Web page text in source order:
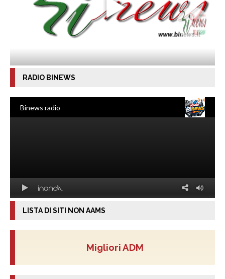
RADIO BINEWS
LISTA DI SITI NON AAMS
Migliori ADM